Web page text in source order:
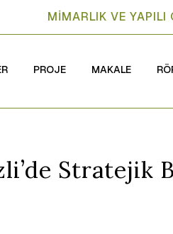
MİMARLIK VE YAPILI
PROJE MAKALE
Stratejik